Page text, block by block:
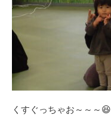
くすぐっちゃお～～～😆